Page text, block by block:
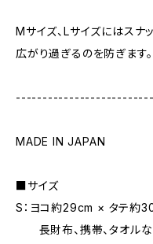
Mサイズ、Lサイズにはスナ
広がり過ぎるのを防ぎます。
MADE IN JAPAN
■サイズ
S：ヨコ約29cm × タテ約
長財布、携帯、タオルな